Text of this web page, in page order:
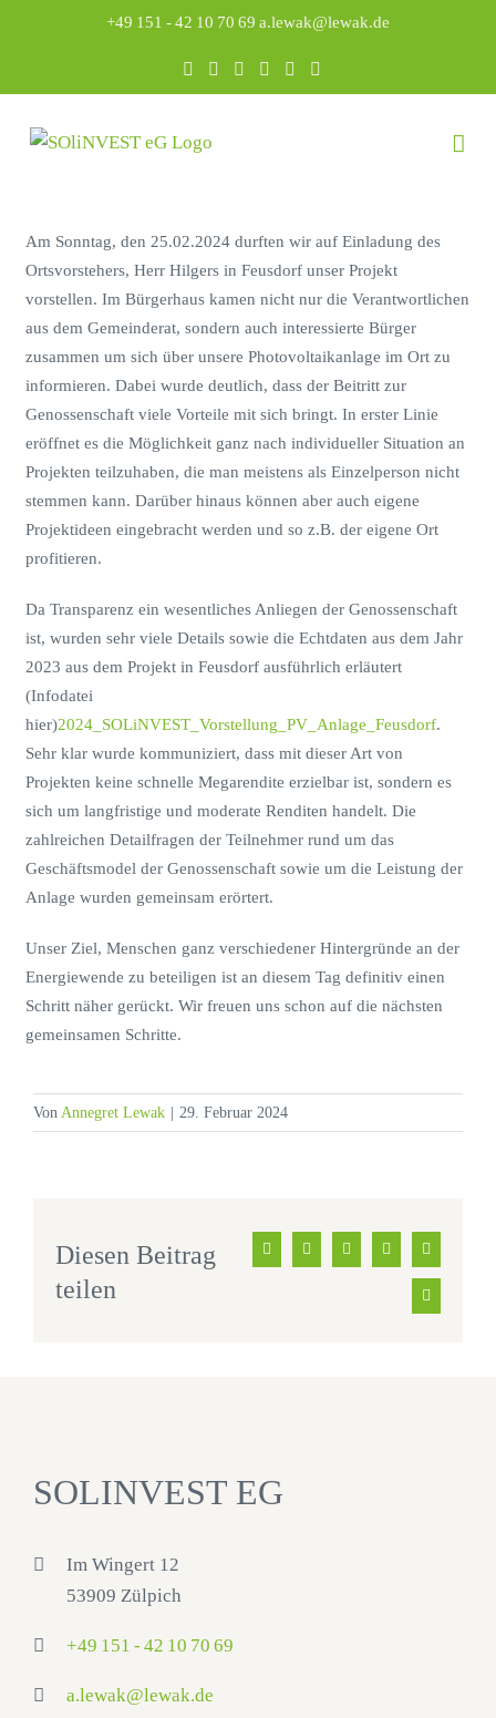
+49 151 - 42 10 70 69 a.lewak@lewak.de
LinkedInFacebook
Instagram
YouTube
Am Sonntag, den 25.02.2024 durften wir auf Einladung des
Ortsvorstehers, Herr Hilgers in Feusdorf unser Projekt
vorstellen. Im Bürgerhaus kamen nicht nur die Verantwortlichen
aus dem Gemeinderat, sondern auch interessierte Bürger
zusammen um sich über unsere Photovoltaikanlage im Ort zu
informieren. Dabei wurde deutlich, dass der Beitritt zur
Genossenschaft viele Vorteile mit sich bringt. In erster Linie
eröffnet es die Möglichkeit ganz nach individueller Situation an
Projekten teilzuhaben, die man meistens als Einzelperson nicht
stemmen kann. Darüber hinaus können aber auch eigene
Projektideen eingebracht werden und so z.B. der eigene Ort
profitieren.
Da Transparenz ein wesentliches Anliegen der Genossenschaft
ist, wurden sehr viele Details sowie die Echtdaten aus dem Jahr
2023 aus dem Projekt in Feusdorf ausführlich erläutert
(Infodatei
hier)2024_SOLiNVEST_Vorstellung_PV_Anlage_Feusdorf.
Sehr klar wurde kommuniziert, dass mit dieser Art von
Projekten keine schnelle Megarendite erzielbar ist, sondern es
sich um langfristige und moderate Renditen handelt. Die
zahlreichen Detailfragen der Teilnehmer rund um das
Geschäftsmodel der Genossenschaft sowie um die Leistung der
Anlage wurden gemeinsam erörtert.
Unser Ziel, Menschen ganz verschiedener Hintergründe an der
Energiewende zu beteiligen ist an diesem Tag definitiv einen
Schritt näher gerückt. Wir freuen uns schon auf die nächsten
gemeinsamen Schritte.
Von Annegret Lewak 29. Februar 2024
Diesen Beitrag
teilen
Facebook
X LinkedInWhatsApp
Xing
E-
Mail
SOLINVEST EG
Im Wingert 12
53909 Zülpich
+49 151 - 42 10 70 69
a.lewak@lewak.de